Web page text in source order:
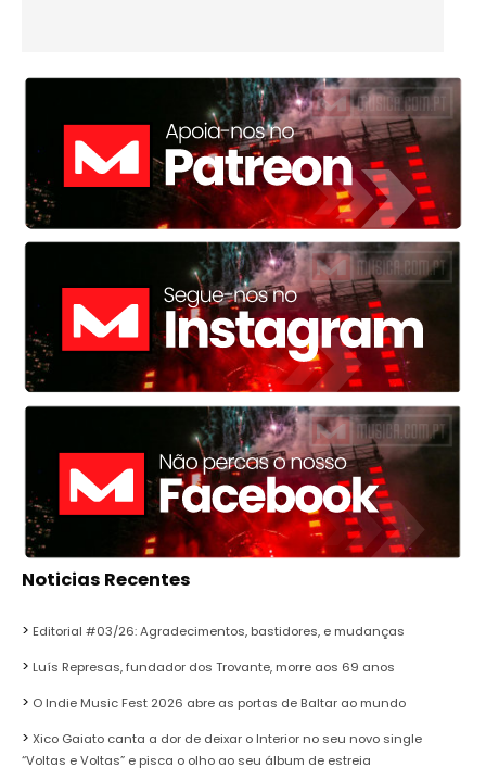
Noticias Recentes
Editorial #03/26: Agradecimentos, bastidores, e mudanças
Luís Represas, fundador dos Trovante, morre aos 69 anos
O Indie Music Fest 2026 abre as portas de Baltar ao mundo
Xico Gaiato canta a dor de deixar o Interior no seu novo single
“Voltas e Voltas” e pisca o olho ao seu álbum de estreia